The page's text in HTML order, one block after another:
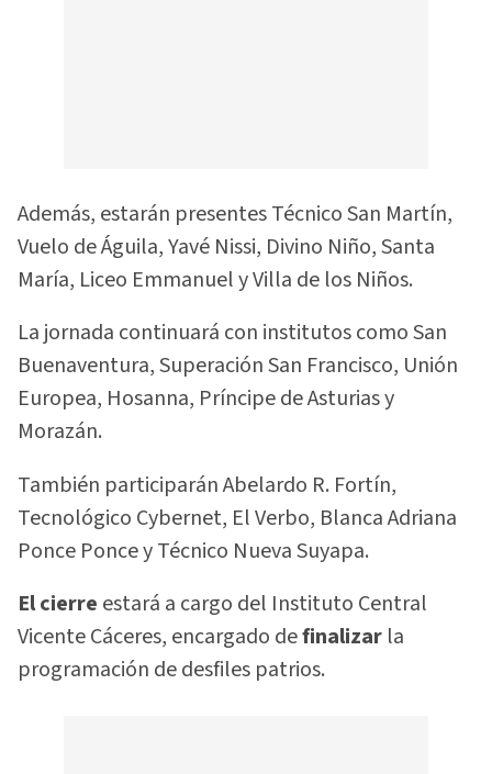
Además, estarán presentes Técnico San Martín,
Vuelo de Águila, Yavé Nissi, Divino Niño, Santa
María, Liceo Emmanuel y Villa de los Niños.
La jornada continuará con institutos como San
Buenaventura, Superación San Francisco, Unión
Europea, Hosanna, Príncipe de Asturias y
Morazán.
También participarán Abelardo R. Fortín,
Tecnológico Cybernet, El Verbo, Blanca Adriana
Ponce Ponce y Técnico Nueva Suyapa.
El cierre estará a cargo del Instituto Central
Vicente Cáceres, encargado definalizar la
programación de desfiles patrios.